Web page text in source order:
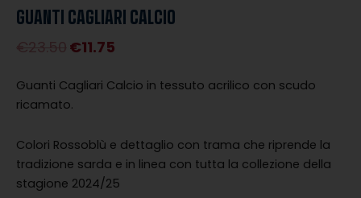
GUANTI CAGLIARI CALCIO
€23.50
prezzo
originale
€23.50.
€11.75
prezzo
€11.75.
Guanti Cagliari Calcio in tessuto acrilico con scudo
ricamato.
Colori Rossoblù e dettaglio con trama che riprende la
tradizione sarda e in linea con tutta la collezione della
stagione 2024/25